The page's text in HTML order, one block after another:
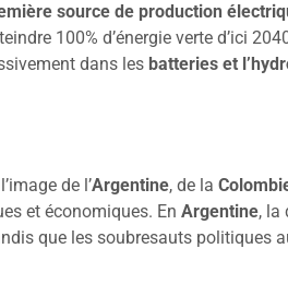
source de production
100% d’énergie verte d’ici
dans les batteries et
de l’Argentine, de la
et économiques. En Argentine, la
que les soubresauts politiques